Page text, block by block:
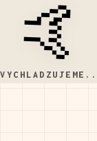
🤙
VYCHLADZUJEME